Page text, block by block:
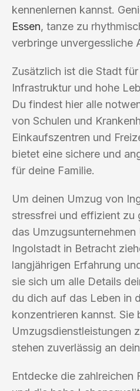
kennenlernen kannst.
Essen, tanze zu
verbringe unvergessliche
Zusätzlich ist die Stadt
Infrastruktur und hohe
Du findest hier alle
von Schulen und
Einkaufszentren und
bietet eine sichere und
für deine Familie.
Um deinen Umzug von
stressfrei und effizient zu
das
Ingolstadt in Betracht
langjährigen Erfahrung
sie sich um alle Details
du dich auf das Leben in
konzentrieren kannst. Sie
Umzugsdienstleistungen
stehen zuverlässig an
Entdecke die zahlreichen